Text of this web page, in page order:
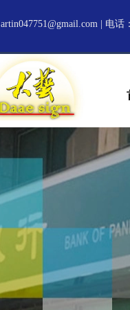
artin047751@gmail.com | 电话